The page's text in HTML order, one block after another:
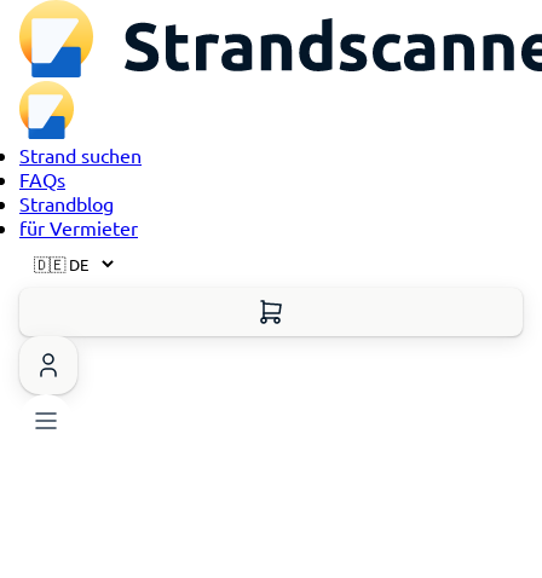
Strand suchen
FAQs
Strandblog
für Vermieter